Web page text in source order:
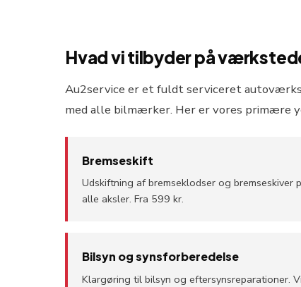
Hvad vi tilbyder på
Au2service er et fuldt serviceret
med alle bilmærker. Her er vores primære
Bremseskift
Udskiftning af bremseklodser og bremseskiver
alle aksler. Fra 599 kr.
Bilsyn og synsforberedelse
Klargøring til bilsyn og eftersynsreparationer. Vi